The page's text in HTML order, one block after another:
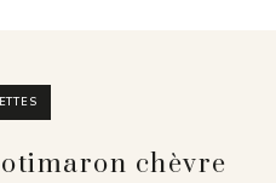
chèvre